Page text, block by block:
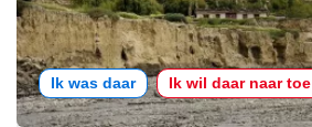
Ik was daar Ik wil daar naar toe